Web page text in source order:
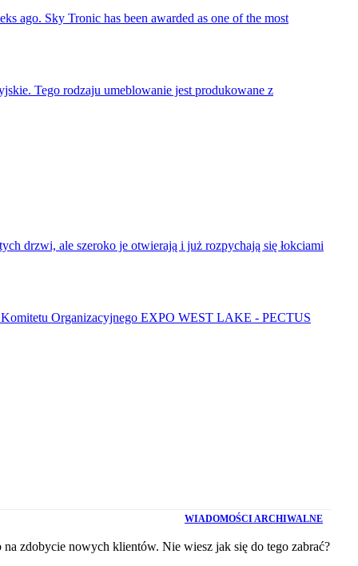
ago. Sky Tronic has been awarded as one of the most
Tego rodzaju umeblowanie jest produkowane z
drzwi, ale szeroko je otwierają i już rozpychają się łokciami
Komitetu Organizacyjnego EXPO WEST LAKE - PECTUS
WIADOMOŚCI ARCHIWALNE
zdobycie nowych klientów. Nie wiesz jak się do tego zabrać?